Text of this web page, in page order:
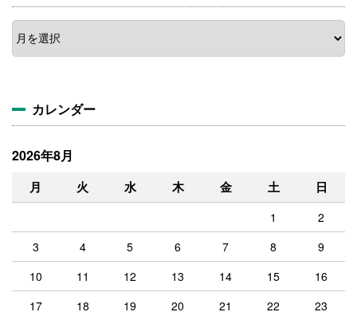
ア
ー
カ
カレンダー
2026年8月
月 火 水 木 金 土 日
1
2
3
4 5 6 7 8
9
10
11 12 13 14 15
16
17
18 19 20 21 22
23